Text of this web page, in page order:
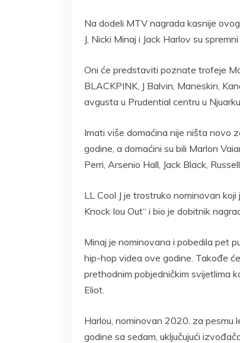
Na dodeli MTV nagrada kasnije
J, Nicki Minaj i Jack Harlov su
Oni će predstaviti poznate trofeje
BLACKPINK, J Balvin, Maneskin,
avgusta u Prudential centru u
Imati više domaćina nije ništa novo
godine, a domaćini su bili Marlon
Perri, Arsenio Hall, Jack Black,
LL Cool J je trostruko nominovan
Knock Iou Out“ i bio je dobitnik
Minaj je nominovana i pobedila pet
hip-hop videa ove godine. Takođe
prethodnim pobjedničkim svijetlima
Eliot.
Harlou, nominovan 2020. za pesmu
godine sa sedam, uključujući